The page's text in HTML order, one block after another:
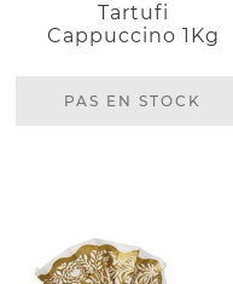
Tartufi
Cappuccino 1Kg
PAS EN STOCK